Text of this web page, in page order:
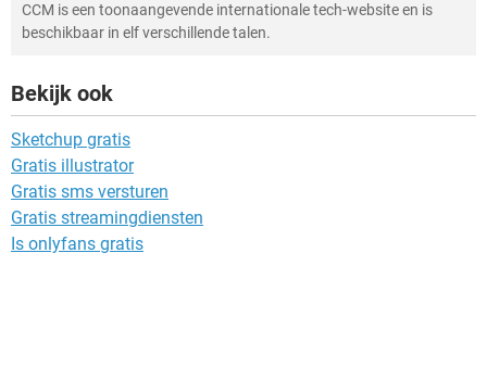
CCM is een toonaangevende internationale tech-website en is
beschikbaar in elf verschillende talen.
Bekijk ook
Sketchup gratis
Gratis illustrator
Gratis sms versturen
Gratis streamingdiensten
Is onlyfans gratis